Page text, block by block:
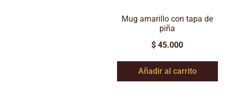
Mug amarillo con tapa de
piña
$ 45.000
Añadir al carrito